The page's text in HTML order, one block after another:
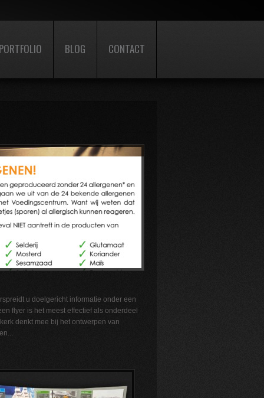
BLOG CONTACT
u doelgericht informatie onder een
flyer is het meest effectief als onderdeel
denkt mee bij het ontwerpen van